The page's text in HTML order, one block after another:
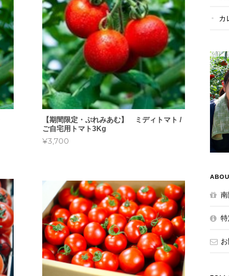
【期間限定・ぷれみあむ】 ミディトマト /
ご自宅用トマト3Kg
¥3,700
カ
南
特